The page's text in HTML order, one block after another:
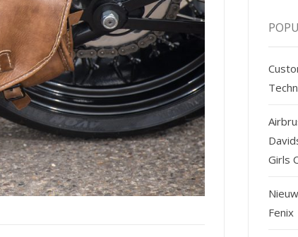
Girls
Fenix